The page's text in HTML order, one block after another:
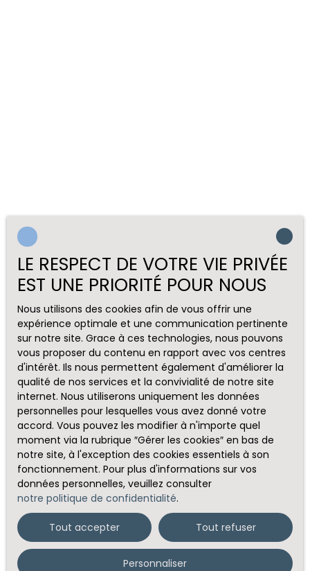
LE RESPECT DE VOTRE VIE PRIVÉE
EST UNE PRIORITÉ POUR NOUS
Nous utilisons des cookies afin de vous offrir une
expérience optimale et une communication pertinente
sur notre site. Grace à ces technologies, nous pouvons
vous proposer du contenu en rapport avec vos centres
d'intérêt. Ils nous permettent également d'améliorer la
qualité de nos services et la convivialité de notre site
internet. Nous utiliserons uniquement les données
personnelles pour lesquelles vous avez donné votre
accord. Vous pouvez les modifier à n'importe quel
moment via la rubrique ″Gérer les cookies″ en bas de
notre site, à l'exception des cookies essentiels à son
fonctionnement. Pour plus d'informations sur vos
données personnelles, veuillez consulter
notre politique de confidentialité.
Tout accepter Tout refuser
Personnaliser